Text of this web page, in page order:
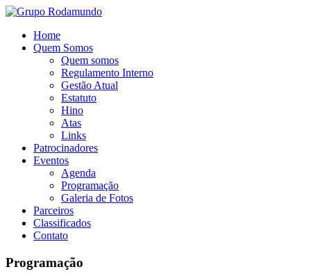
Home
Quem Somos
Quem somos
Regulamento Interno
Gestão Atual
Estatuto
Hino
Atas
Links
Patrocinadores
Eventos
Agenda
Programação
Galeria de Fotos
Parceiros
Classificados
Contato
Programação